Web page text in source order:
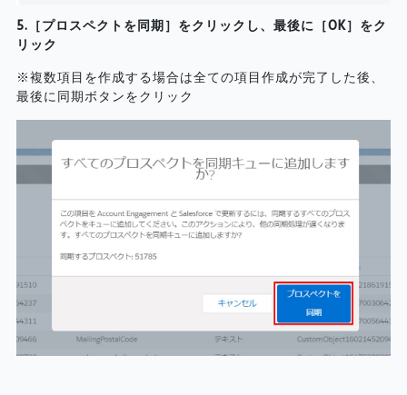
5.［プロスペクトを同期］をクリックし、最後に［OK］をク
リック
※複数項目を作成する場合は全ての項目作成が完了した後、
最後に同期ボタンをクリック